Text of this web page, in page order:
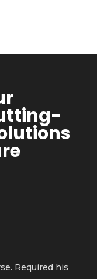
Required his